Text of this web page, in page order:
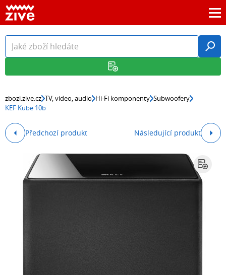
zbozi.zive.cz TV, video, audio Hi-Fi komponenty Subwoofery
KEF Kube 10b
Předchozí produkt Následující produkt